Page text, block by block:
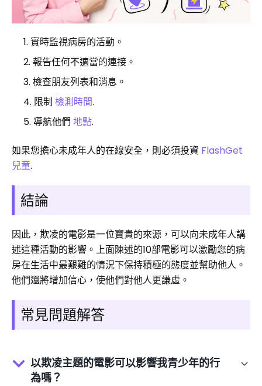
實時監視病房的活動。
報告任何不適當的連接。
檢查朋友列表和消息。
限制 檢測時間.
導航他們 地點.
如果您擔心未成年人的在線安全，則必須投資 FlashGet
兒童.
結論
因此，欺凌的電影是一位寶貴的來源，可以向未成年人講
述這種活動的影響。上面陳述的10部電影可以激勵您的病
房在生活中最艱難的情況下保持積極的態度並幫助他人。
他們還將增加信心，使他們對他人更謙虛。
常見問題解答
以欺凌主題的電影可以影響我青少年的行
為嗎？